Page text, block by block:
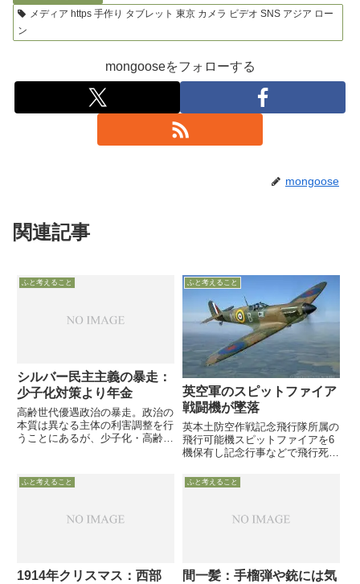
メディア https 手作り タブレット 東京 カメラ ビデオ SNS アジア ロー
ン
mongooseをフォローする
mongoose
関連記事
ふと考えること
シルバー民主主義の暴走：
少子化対策より年金
高齢世代優遇政治の暴走。政治の
本質は異なる主体の利害調整を行
うことにあるが、少子化・高齢化
している
ふと考えること
英空軍のスピットファイア
戦闘機が墜落
英本土防空作戦記念飛行隊所属の
飛行可能機スピットファイアを6
機保有し記念行事などで飛行死亡
首相が追悼 5月25日英国空軍は、
ロンドンの北 200kmに位置する
ふと考えること
1914年クリスマス：西部
ふと考えること
間一髪：手榴弾や銃には気